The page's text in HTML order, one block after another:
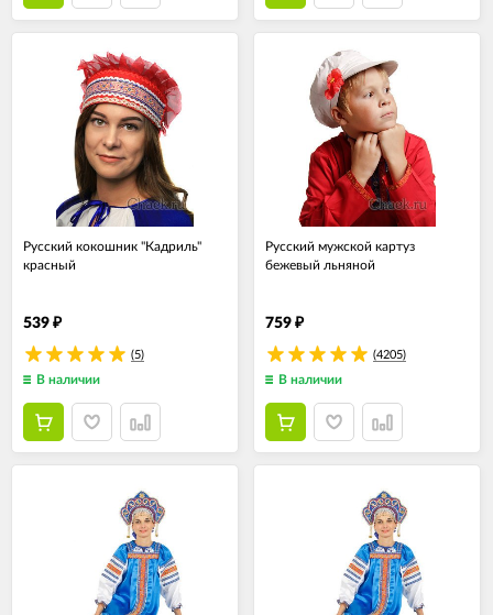
Русский кокошник "Кадриль"
красный
539 ₽
(5)
В наличии
Русский мужской картуз
бежевый льняной
759₽
(4205)
В наличии